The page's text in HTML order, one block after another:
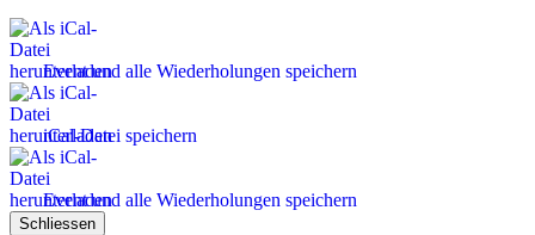
Event und alle Wiederholungen speichern
iCal-Datei speichern
Event und alle Wiederholungen speichern
Schliessen